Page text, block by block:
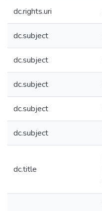
dc.rights.uri
dc.subject
dc.subject
dc.subject
dc.subject
dc.subject
dc.title